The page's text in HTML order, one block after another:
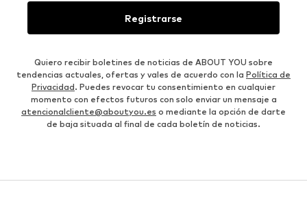
Registrarse
Quiero recibir boletines de noticias de ABOUT YOU sobre
tendencias actuales, ofertas y vales de acuerdo con la Política de
Privacidad. Puedes revocar tu consentimiento en cualquier
momento con efectos futuros con solo enviar un mensaje a
atencionalcliente@aboutyou.es o mediante la opción de darte
de baja situada al final de cada boletín de noticias.